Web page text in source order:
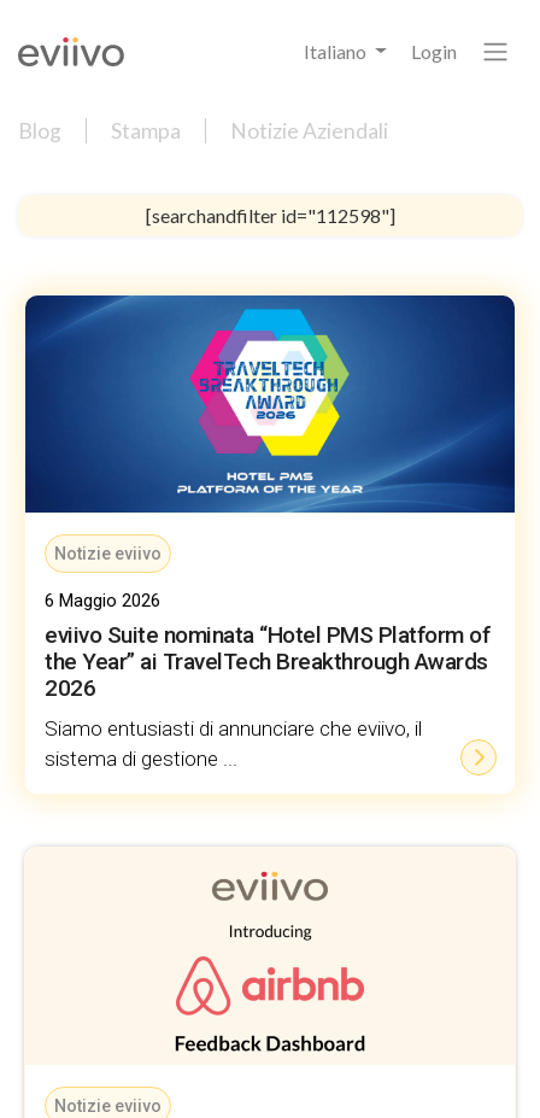
Italiano Login
Blog Stampa Notizie Aziendali
[searchandfilter id="112598"]
Notizie eviivo
6 Maggio 2026
eviivo Suite nominata “Hotel PMS Platform of
the Year” ai TravelTech Breakthrough Awards
2026
Siamo entusiasti di annunciare che eviivo, il
sistema di gestione ...
Notizie eviivo